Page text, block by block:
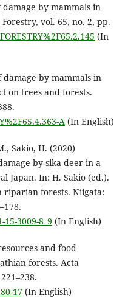
by mammals in
vol. 65, no. 2, pp.
(In
by mammals in
on trees and forests.
A (In English)
Sakio, H. (2020)
by sika deer in a
Japan. In: H. Sakio (ed.).
riparian forests. Niigata:
3009-8_9 (In English)
and food
forests. Acta
17(In English)